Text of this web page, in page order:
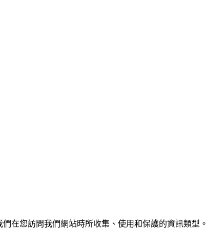
們在您訪問我們網站時所收集、使用和保護的資訊類型。